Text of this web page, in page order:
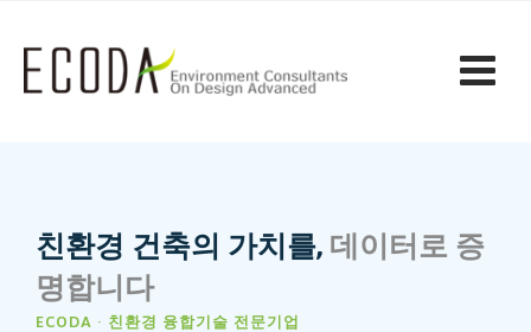
친환경 건축의 가치를, 데이터로 증
명합니다
ECODA · 친환경 융합기술 전문기업